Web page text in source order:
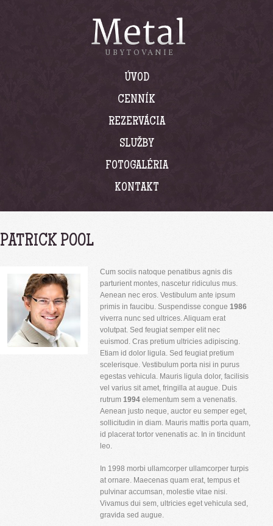
UBYTOVANIE
ÚVOD
CENNÍK
REZERVÁCIA
KONTAKT
FOTOGALÉRIA
SLUŽBY
PATRICK POOL
Cum sociis natoque penatibus agnis dis
parturient montes, nascetur ridiculus mus.
Aenean nec eros. Vestibulum ante ipsum
primis in faucibu. Suspendisse congue 1986
viverra nunc sed ultrices. Aliquam erat
volutpat. Sed feugiat semper elit nec
euismod. Cras pretium ultricies adipiscing.
Etiam id dolor ligula. Sed feugiat pretium
scelerisque. Vestibulum porta nisi in purus
egestas vehicula. Mauris ligula dolor, facilisis
vel varius sit amet, fringilla at augue. Duis
rutrum 1994 elementum sem a venenatis.
Aenean justo neque, auctor eu semper eget,
sollicitudin in diam. Mauris mattis porta quam,
id placerat tortor venenatis ac. In in tincidunt
leo.
In 1998 morbi ullamcorper ullamcorper turpis
at ornare. Maecenas quam erat, tempus et
pulvinar accumsan, molestie vitae nisi.
Vivamus dui sem, ultricies eget vehicula sed,
gravida sed augue.